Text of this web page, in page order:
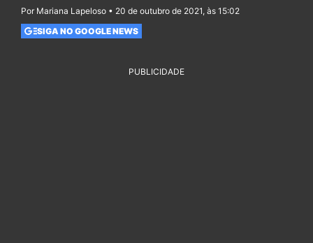
Por Mariana Lapeloso • 20 de outubro de 2021, às 15:02
SIGA NO GOOGLE NEWS
PUBLICIDADE